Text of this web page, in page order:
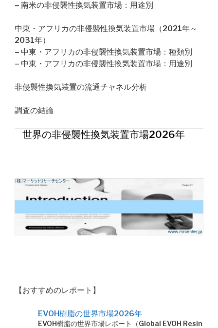
– 南米の非侵襲性換気装置市場：用途別
中東・アフリカの非侵襲性換気装置市場（2021年～
2031年）
– 中東・アフリカの非侵襲性換気装置市場：種類別
– 中東・アフリカの非侵襲性換気装置市場：用途別
非侵襲性換気装置の流通チャネル分析
調査の結論
世界の非侵襲性換気装置市場2026年
【おすすめのレポート】
EVOH樹脂の世界市場2026年
EVOH樹脂の世界市場レポート（Global EVOH Resin